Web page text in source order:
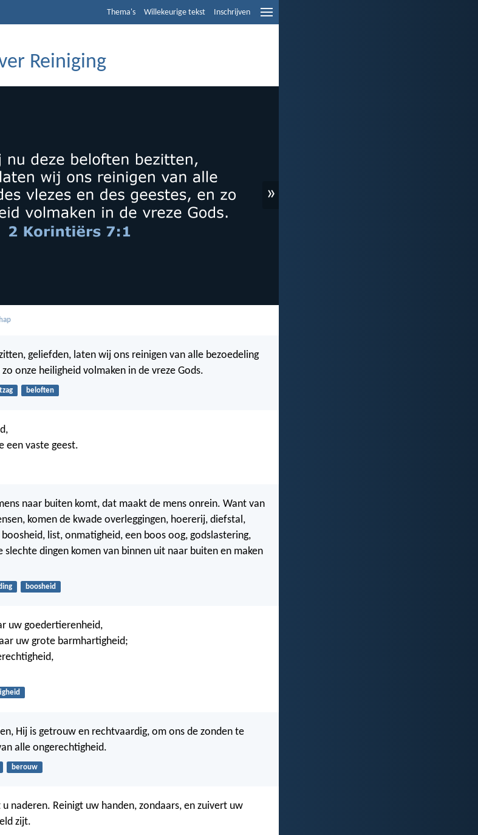
Thema's Willekeurige tekst Inschrijven
Reiniging
»
geliefden, laten wij ons reinigen van alle bezoedeling
onze heiligheid volmaken in de vreze Gods.
beloften
een vaste geest.
naar buiten komt, dat maakt de mens onrein. Want van
komen de kwade overleggingen, hoererij, diefstal,
list, onmatigheid, een boos oog, godslastering,
dingen komen van binnen uit naar buiten en maken
boosheid
uw goedertierenheid,
uw grote barmhartigheid;
Hij is getrouw en rechtvaardig, om ons de zonden te
alle ongerechtigheid.
berouw
naderen. Reinigt uw handen, zondaars, en zuivert uw
zijt.